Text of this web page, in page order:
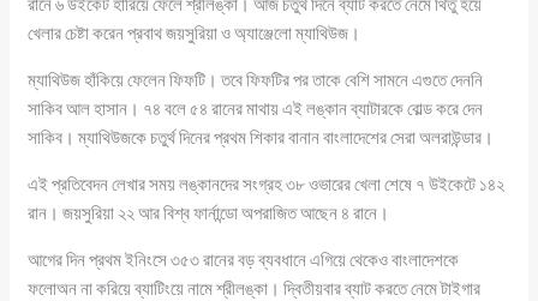
খেলার চেষ্টা করেন প্রবাথ জয়সুরিয়া ও অ্যাঞ্জেলো ম্যাথিউজ।
ম্যাথিউজ হাঁকিয়ে ফেলেন ফিফটি। তবে ফিফটির পর তাকে বেশি সামনে এগুতে দেননি
সাকিব আল হাসান। ৭৪ বলে ৫৪ রানের মাথায় এই লঙ্কান ব্যাটারকে বোল্ড করে দেন
সাকিব। ম্যাথিউজকে চতুর্থ দিনের প্রথম শিকার বানান বাংলাদেশের সেরা অলরাউন্ডার।
এই প্রতিবেদন লেখার সময় লঙ্কানদের সংগ্রহ ৩৮ ওভারের খেলা শেষে ৭ উইকেটে ১৪২
রান। জয়সুরিয়া ২২ আর বিশ্ব ফার্নান্ডো অপরাজিত আছেন ৪ রানে।
আগের দিন প্রথম ইনিংসে ৩৫৩ রানের বড় ব্যবধানে এগিয়ে থেকেও বাংলাদেশকে
ফলোঅন না করিয়ে ব্যাটিংয়ে নামে শ্রীলঙ্কা। দ্বিতীয়বার ব্যাট করতে নেমে টাইগার